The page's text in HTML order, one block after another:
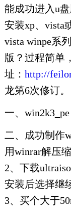
能成功进入u
安装xp、vista
vista winpe系
版？过程简单
址： http://
龙第6次修订。
一、
二、成功制作
用winrar解压
2、下载
安装后选择继
3、买个大于